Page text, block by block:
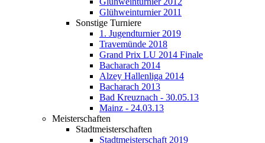
Glühweinturnier 2011
Sonstige Turniere
1. Jugendturnier 2019
Travemünde 2018
Grand Prix LU 2014 Finale
Bacharach 2014
Alzey Hallenliga 2014
Bacharach 2013
Bad Kreuznach - 30.05.13
Mainz - 24.03.13
Meisterschaften
Stadtmeisterschaften
Stadtmeisterschaft 2019